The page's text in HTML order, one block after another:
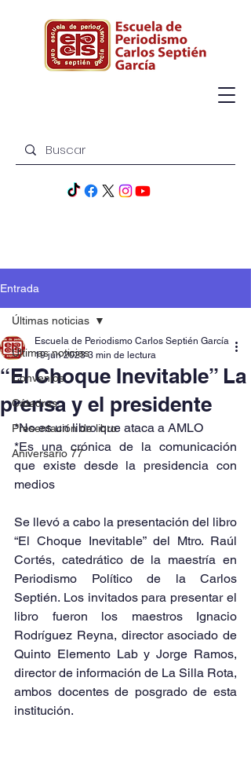
Entrada
Últimas noticias
Convenios
Cátedras
Presentación de libro
Aniversario 77
Últimas noticias
“El Choque Inevitable” La
prensa y el presidente
Escuela de Periodismo Carlos Septién García
19 jun 2023 3 min de lectura
*No es un libro que ataca a AMLO
*Es una crónica de la comunicación
que existe desde la presidencia con
medios
Se llevó a cabo la presentación del libro
“El Choque Inevitable” del Mtro. Raúl
Cortés, catedrático de la maestría en
Periodismo Político de la Carlos
Septién. Los invitados para presentar el
libro fueron los maestros Ignacio
Rodríguez Reyna, director asociado de
Quinto Elemento Lab y Jorge Ramos,
director de información de La Silla Rota,
ambos docentes de posgrado de esta
institución.